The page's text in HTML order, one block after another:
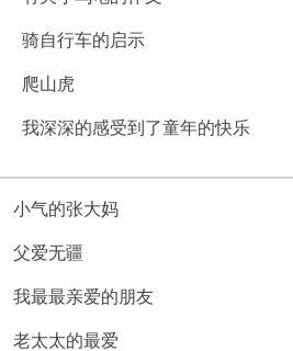
骑自行车的启示
爬山虎
我深深的感受到了童年的快乐
小气的张大妈
父爱无疆
我最最亲爱的朋友
老太太的最爱